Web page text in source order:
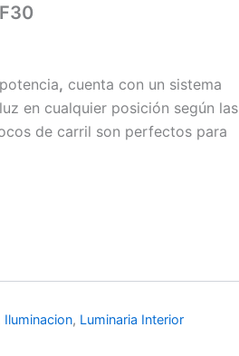
, cuenta con un sistema
en cualquier posición según las
de carril son perfectos para
Iluminacion, Luminaria Interior